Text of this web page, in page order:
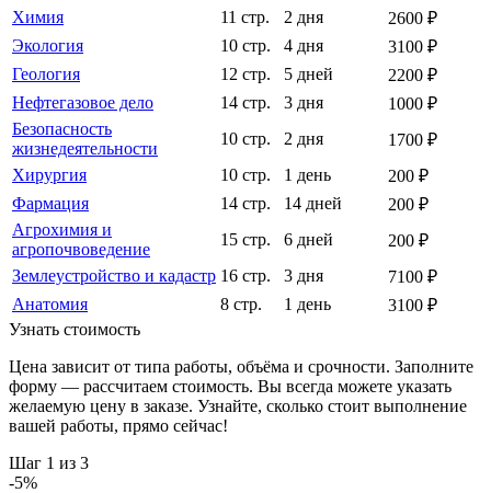
Химия
11 стр. 2 дня
2600 ₽
Экология
10 стр. 4 дня
3100 ₽
Геология
12 стр. 5 дней
2200 ₽
Нефтегазовое дело
14 стр. 3 дня
1000 ₽
Безопасность
жизнедеятельности
10 стр. 2 дня
1700 ₽
Хирургия
10 стр. 1 день
200 ₽
Фармация
14 стр. 14 дней
200 ₽
Агрохимия и
агропочвоведение
15 стр. 6 дней
200 ₽
Землеустройство и кадастр 16 стр. 3 дня
7100 ₽
Анатомия
8 стр. 1 день
3100 ₽
Узнать стоимость
Цена зависит от типа работы, объёма и срочности. Заполните
форму — рассчитаем стоимость. Вы всегда можете указать
желаемую цену в заказе. Узнайте, сколько стоит выполнение
вашей работы, прямо сейчас!
Шаг 1 из 3
-5%